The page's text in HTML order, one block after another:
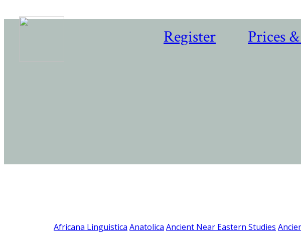
Register Prices
Africana Linguistica Anatolica Ancient Near Eastern Studies